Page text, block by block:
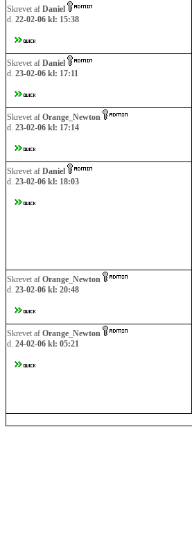
Skrevet af Daniel
d. 22-02-06 kl: 15:38
Skrevet af Daniel
d. 23-02-06 kl: 17:11
Skrevet af Orange_Newton
d. 23-02-06 kl: 17:14
Skrevet af Daniel
d. 23-02-06 kl: 18:03
Skrevet af Orange_Newton
d. 23-02-06 kl: 20:48
Skrevet af Orange_Newton
d. 24-02-06 kl: 05:21